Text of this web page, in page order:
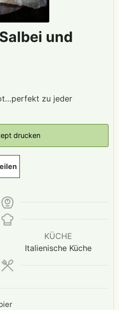
und
zu jeder
drucken
KÜCHE
Italienische Küche